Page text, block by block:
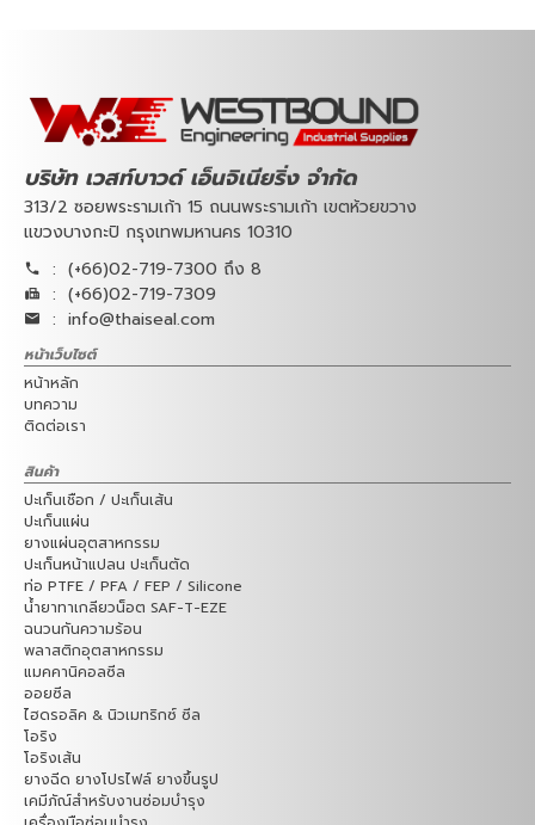
บริษัท เวสท์บาวด์ เอ็นจิเนียริ่ง จำกัด
313/2 ซอยพระรามเก้า 15 ถนนพระรามเก้า เขตห้วยขวาง
แขวงบางกะปิ กรุงเทพมหานคร 10310
: (+66)02-719-7300 ถึง 8
: (+66)02-719-7309
: info@thaiseal.com
หน้าเว็บไซต์
หน้าหลัก
บทความ
ติดต่อเรา
สินค้า
ปะเก็นเชือก / ปะเก็นเส้น
ปะเก็นแผ่น
ยางแผ่นอุตสาหกรรม
ปะเก็นหน้าแปลน ปะเก็นตัด
ท่อ PTFE / PFA / FEP / Silicone
น้ำยาทาเกลียวน็อต SAF-T-EZE
ฉนวนกันความร้อน
พลาสติกอุตสาหกรรม
แมคคานิคอลซีล
ออยซีล
ไฮดรอลิค & นิวเมทริกซ์ ซีล
โอริง
โอริงเส้น
ยางฉีด ยางโปรไฟล์ ยางขึ้นรูป
เคมีภัณ์สำหรับงานซ่อมบำรุง